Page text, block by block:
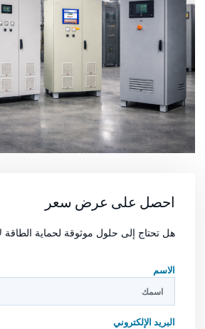
احصل على عرض سعر
هل تحتاج إلى حلول موثوقة لحماية الطاقة
الاسم
البريد الإلكتروني